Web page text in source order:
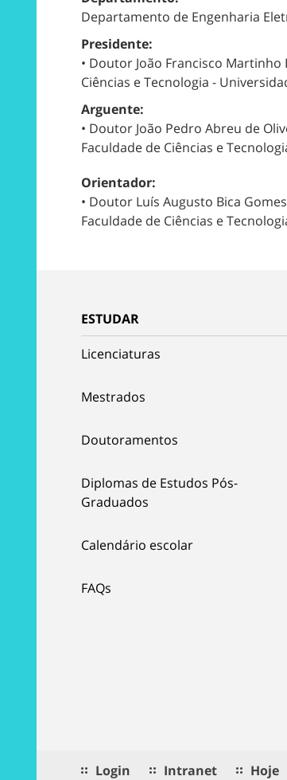
Departamento de Engenharia
Presidente:
• Doutor João Francisco
Ciências e Tecnologia -
Arguente:
• Doutor João Pedro Abreu de
Faculdade de Ciências e
Orientador:
• Doutor Luís Augusto Bica
Faculdade de Ciências e
ESTUDAR
Licenciaturas
Mestrados
Doutoramentos
Diplomas de Estudos Pós-
Graduados
Calendário escolar
FAQs
Login Intranet Hoje